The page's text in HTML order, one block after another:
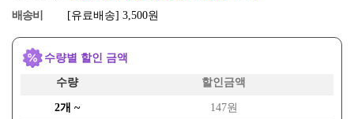
배송비 [유료배송] 3,500원
수량별 할인 금액
수량 할인금액
2개 ~ 147원